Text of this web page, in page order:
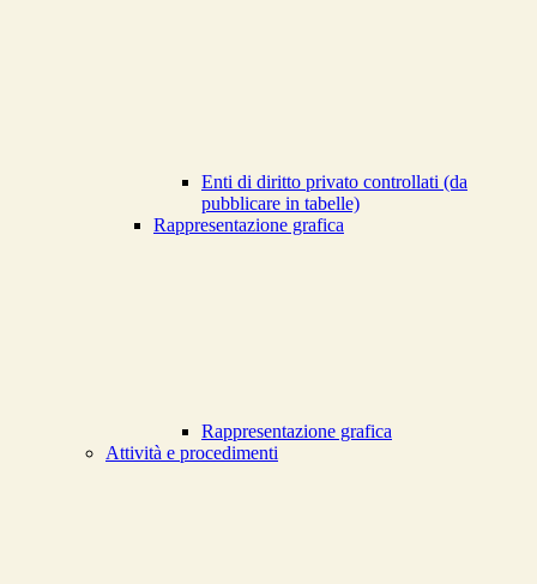
Enti di diritto privato controllati (da
pubblicare in tabelle)
Rappresentazione grafica
Rappresentazione grafica
Attività e procedimenti